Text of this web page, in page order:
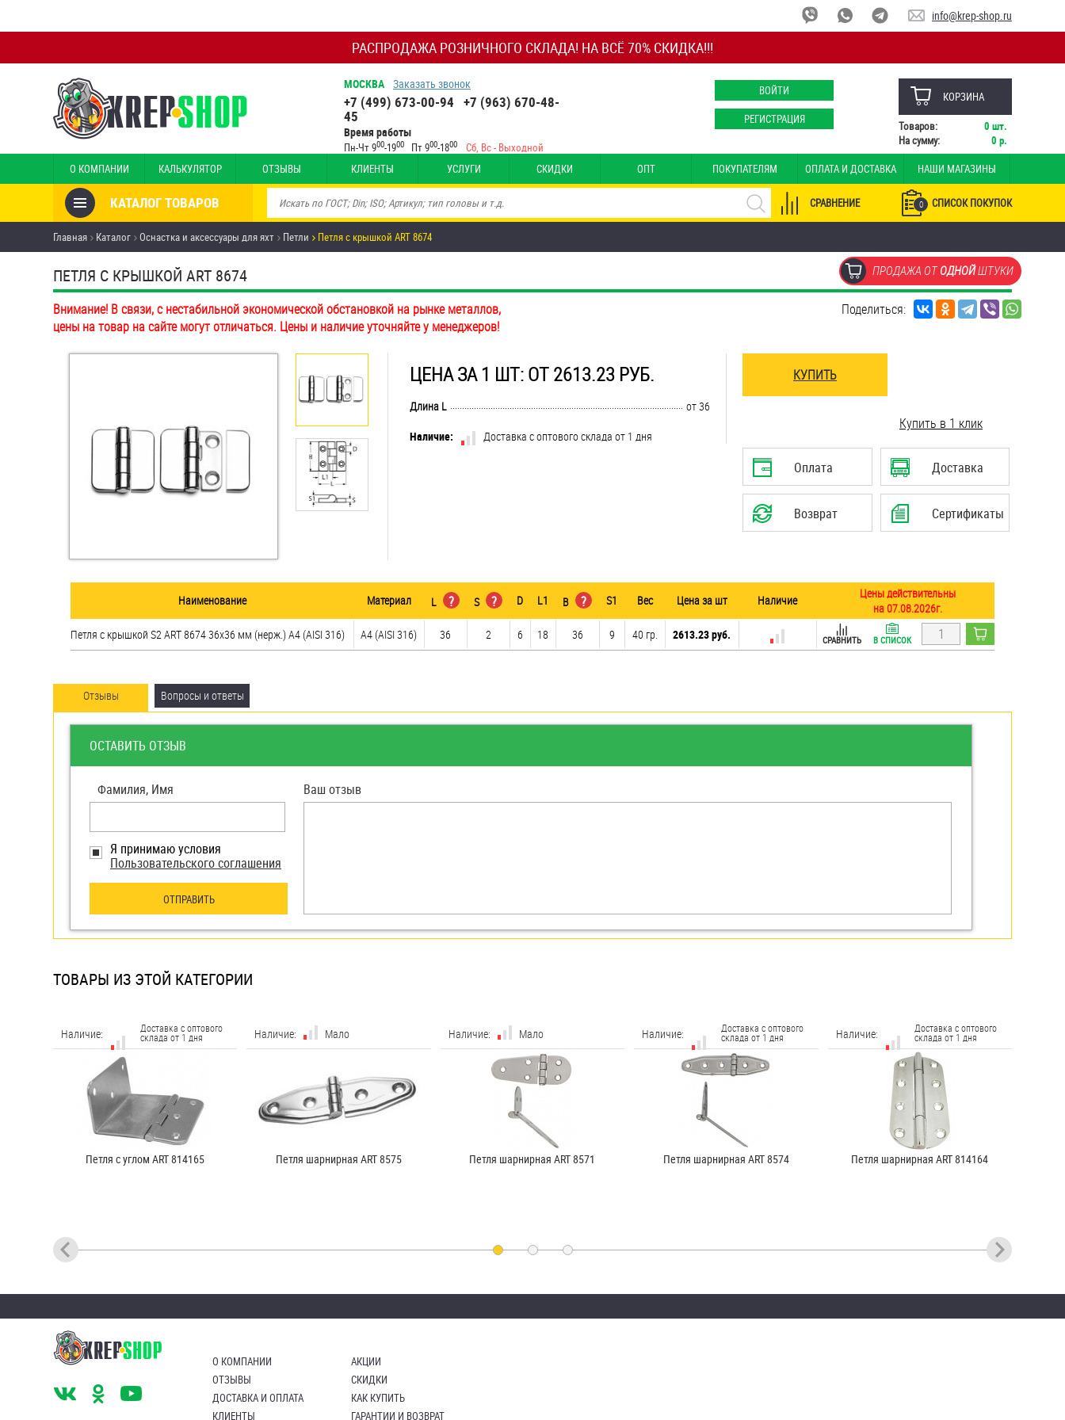
РАСПРОДАЖА РОЗНИЧНОГО СКЛАДА! НА ВСЁ 70% СКИДКА!!!
info@krep-shop.ru
МОСКВА Заказать звонок
+7 (499) 673-00-94 +7 (963) 670-48-
45
Время работы
Пн-Чт 900-1900 Пт 900-1800 Сб, Вс - Выходной
ВОЙТИ
РЕГИСТРАЦИЯ
КОРЗИНА
Товаров: 0 шт.
На сумму:
0 р.
О КОМПАНИИ КАЛЬКУЛЯТОР ОТЗЫВЫ КЛИЕНТЫ УСЛУГИ СКИДКИ ОПТ ПОКУПАТЕЛЯМ ОПЛАТА И ДОСТАВКА НАШИ МАГАЗИНЫ
КАТАЛОГ ТОВАРОВ 0 СПИСОК ПОКУПОК
СРАВНЕНИЕ
Товары со скидкой
Анкеры
Антивандальный крепёж,
инструмент
Болты и винты
Дюбели
Дюймовый крепёж
метрической резьбой
Крюки, кольца с шурупной
Оснастка и аксессуары для
яхт
Пробки
Такелаж
Шайбы
Штифты и пальцы
Главная Каталог Оснастка и аксессуары для яхт Петли Петля с крышкой ART 8674
ПЕТЛЯ С КРЫШКОЙ ART 8674 ПРОДАЖА ОТОДНОЙШТУКИ
Внимание! В связи, с нестабильной экономической обстановкой на рынке металлов,
цены на товар на сайте могут отличаться. Цены и наличие уточняйте у менеджеров!
Поделиться:
ЦЕНА ЗА 1 ШТ: ОТ 2613.23 РУБ.
........................................................................................................................................................................................................
Длина L
от 36
Наличие:
Доставка с оптового склада от 1 дня
КУПИТЬ
Купить в 1 клик
Оплата Доставка
Возврат Сертификаты
Наименование Материал L ? S ? D L1 B ? S1 Вес Цена за шт Наличие
Цены действительны
на 07.08.2026г.
Петля с крышкой S2 ART 8674 36х36 мм (нерж.) A4 (AISI 316)
A4 (AISI 316) 36 2 6 18 36 9 40 гр. 2613.23 руб. СРАВНИТЬ В СПИСОК
Отзывы Вопросы и ответы
ОСТАВИТЬ ОТЗЫВ
Фамилия, Имя
Я принимаю условия
Пользовательского соглашения
ОТПРАВИТЬ
Ваш отзыв
ТОВАРЫ ИЗ ЭТОЙ КАТЕГОРИИ
Наличие: Доставка с оптового
склада от 1 дня
Петля с углом ART 814165
Наличие: Мало
Петля шарнирная ART 8575
Наличие: Мало
Петля шарнирная ART 8571
Наличие: Доставка с оптового
склада от 1 дня
Петля шарнирная ART 8574
Наличие: Доставка с оптового
склада от 1 дня
Петля шарнирная ART 814164
склада от 1 дня
Доставка с оптового
склада от 1 дня
Доставка с оптового
склада от 1 дня
склада от 1 дня
Доставка с оптового
склада от 1 дня
Доставка с оптового
склада от 1 дня
О КОМПАНИИ
ОТЗЫВЫ
ДОСТАВКА И ОПЛАТА
КЛИЕНТЫ
АКЦИИ
СКИДКИ
КАК КУПИТЬ
ГАРАНТИИ И ВОЗВРАТ